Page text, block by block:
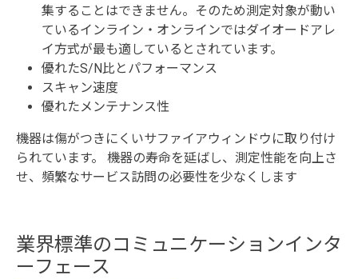
集することはできません。そのため測定対象が動い
ているインライン・オンラインではダイオードアレ
イ方式が最も適しているとされています。
優れたS/N比とパフォーマンス
スキャン速度
優れたメンテナンス性
機器は傷がつきにくいサファイアウィンドウに取り付け
られています。 機器の寿命を延ばし、測定性能を向上さ
せ、頻繁なサービス訪問の必要性を少なくします
業界標準のコミュニケーションインタ
ーフェース